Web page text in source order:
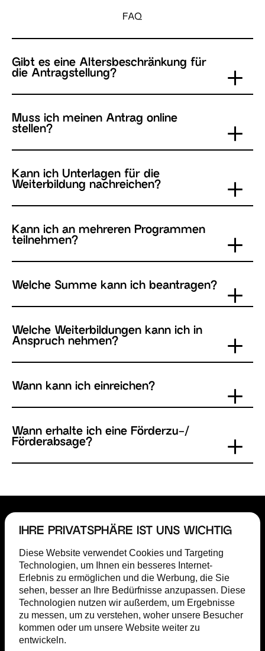
IHRE PRIVATSPHÄRE IST UNS WICHTIG
Diese Website verwendet Cookies und Targeting
Technologien, um Ihnen ein besseres Internet-
Erlebnis zu ermöglichen und die Werbung, die Sie
sehen, besser an Ihre Bedürfnisse anzupassen. Diese
Technologien nutzen wir außerdem, um Ergebnisse
zu messen, um zu verstehen, woher unsere Besucher
kommen oder um unsere Website weiter zu
entwickeln.
FAQ
Gibt es eine Altersbeschränkung für
die Antragstellung?
Muss ich meinen Antrag online
stellen?
Kann ich Unterlagen für die
Weiterbildung nachreichen?
Kann ich an mehreren Programmen
teilnehmen?
Welche Summe kann ich beantragen?
Welche Weiterbildungen kann ich in
Anspruch nehmen?
Wann kann ich einreichen?
Wann erhalte ich eine Förderzu-/
Förderabsage?
FÖRDERUNG